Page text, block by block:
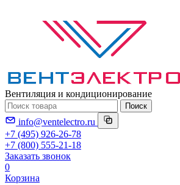
Вентиляция и кондиционирование
Поиск
info@ventelectro.ru
+7 (495) 926-26-78
+7 (800) 555-21-18
Заказать звонок
0
Корзина